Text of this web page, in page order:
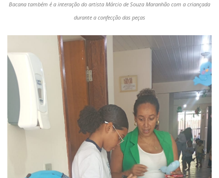
Bacana também é a interação do artista Márcio de Souza Maranhão com a criançada
durante a confecção das peças